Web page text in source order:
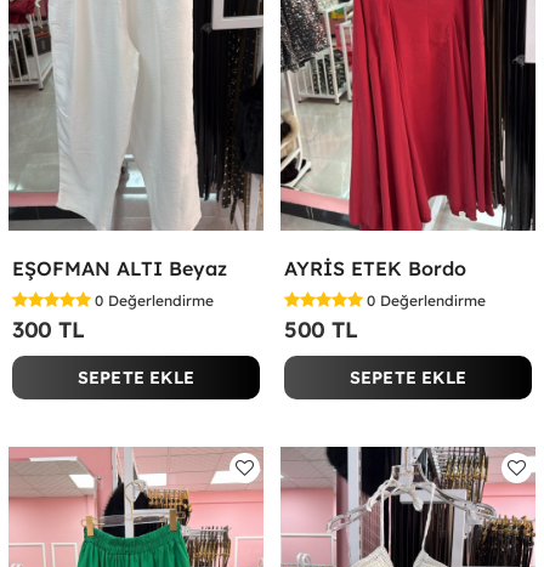
EŞOFMAN ALTI Beyaz
0 Değerlendirme
300 TL
SEPETE EKLE
AYRİS ETEK Bordo
0 Değerlendirme
500 TL
SEPETE EKLE